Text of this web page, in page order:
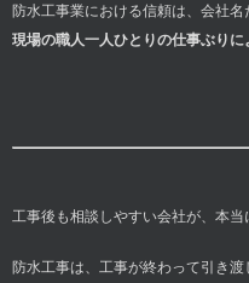
防水工事業における信頼は、会社
現場の職人一人ひとりの仕事ぶり
工事後も相談しやすい会社が、本当
防水工事は、工事が終わって引き